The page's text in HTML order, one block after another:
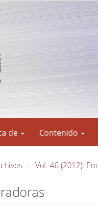
de Contenido
Vol. 46 (2012):